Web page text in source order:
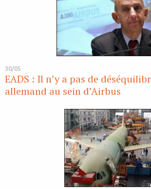
30/05
EADS : Il n’y a pas de
allemand au sein d’Airbus